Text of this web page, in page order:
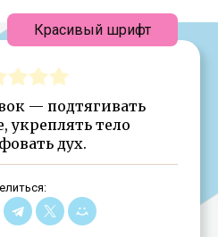
— подтягивать
укреплять тело
дух.
Красивый шрифт